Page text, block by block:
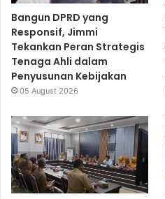
Bangun DPRD yang
Responsif, Jimmi
Tekankan Peran Strategis
Tenaga Ahli dalam
Penyusunan Kebijakan
05 August 2026